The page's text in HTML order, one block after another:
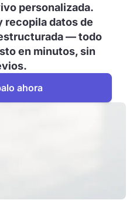
personalizada.
recopila datos de
— todo
en minutos, sin
ahora